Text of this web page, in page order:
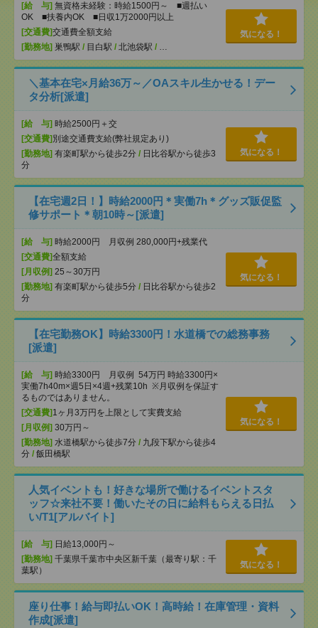
[給 与] 無資格未経験：時給1500円～ ■週払い
OK ■扶養内OK ■日収1万2000円以上
[交通費]交通費全額支給
[勤務地] 巣鴨駅 / 目白駅 / 北池袋駅 / …
気になる！
＼基本在宅×月給36万～／OAスキル生かせる！デー
タ分析[派遣]
[給 与] 時給2500円＋交
[交通費] 別途交通費支給(弊社規定あり)
[勤務地] 有楽町駅から徒歩2分 / 日比谷駅から徒歩3
分
気になる！
【在宅週2日！】時給2000円＊実働7h＊グッズ販促監
修サポート＊朝10時～[派遣]
[給 与] 時給2000円 月収例 280,000円+残業代
[交通費]全額支給
[月収例] 25～30万円
[勤務地] 有楽町駅から徒歩5分 / 日比谷駅から徒歩2
分
気になる！
【在宅勤務OK】時給3300円！水道橋での総務事務
[派遣]
[給 与] 時給3300円 月収例 54万円 時給3300円×
実働7h40m×週5日×4週+残業10h ※月収例を保証す
るものではありません。
[交通費] 1ヶ月3万円を上限として実費支給
[月収例] 30万円～
[勤務地] 水道橋駅から徒歩7分 / 九段下駅から徒歩4
分 / 飯田橋駅
気になる！
人気イベントも！好きな場所で働けるイベントスタ
ッフ☆来社不要！働いたその日に給料もらえる日払
い/T1[アルバイト]
[給 与] 日給13,000円～
[勤務地] 千葉県千葉市中央区新千葉（最寄り駅：千
葉駅）
気になる！
座り仕事！給与即払いOK！高時給！在庫管理・資料
作成[派遣]